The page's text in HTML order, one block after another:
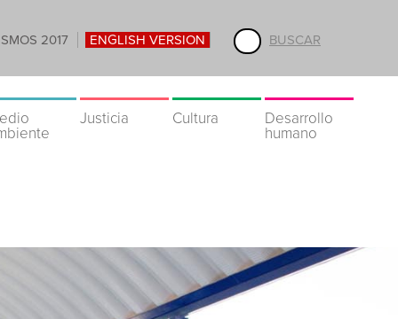
BUSCAR
2017 ENGLISH VERSION
Justicia Cultura
Desarrollo
humano